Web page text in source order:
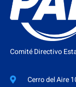
Comité Directivo
Cerro del Aire